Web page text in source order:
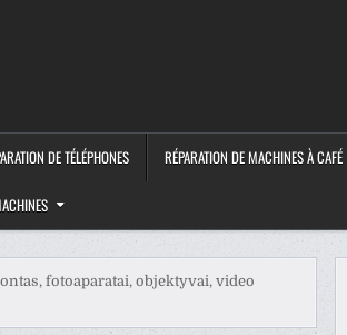
DE TÉLÉPHONES RÉPARATION DE MACHINES À CAFÉ
fotoaparatai, objektyvai, video